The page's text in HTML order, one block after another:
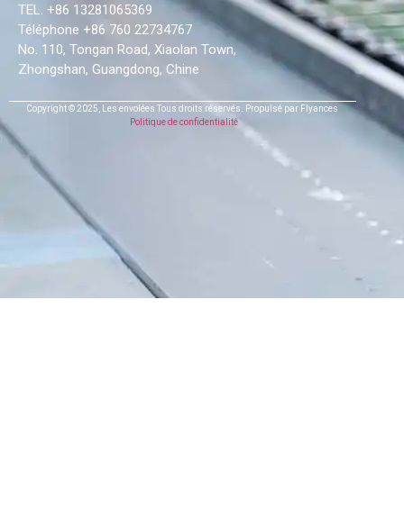
TEL. +86 13281065369
Téléphone +86 760 22734767
No. 110, Tongan Road, Xiaolan Town,
Zhongshan, Guangdong, Chine
Copyright © 2025, Les envolées Tous droits réservés.
Propulsé par Flyances
Politique de confidentialité